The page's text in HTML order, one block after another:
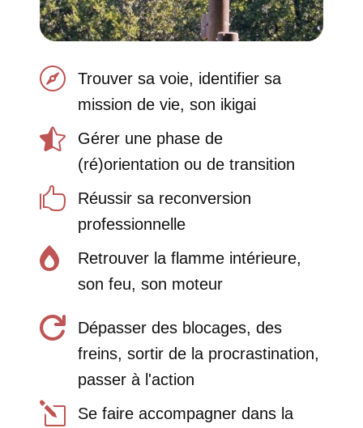

Trouver sa voie, identifier sa
mission de vie, son ikigai

Gérer une phase de
(ré)orientation ou de transition

Réussir sa reconversion
professionnelle

Retrouver la flamme intérieure,
son feu, son moteur

Dépasser des blocages, des
freins, sortir de la procrastination,
passer à l'action
l
Se faire accompagner dans la